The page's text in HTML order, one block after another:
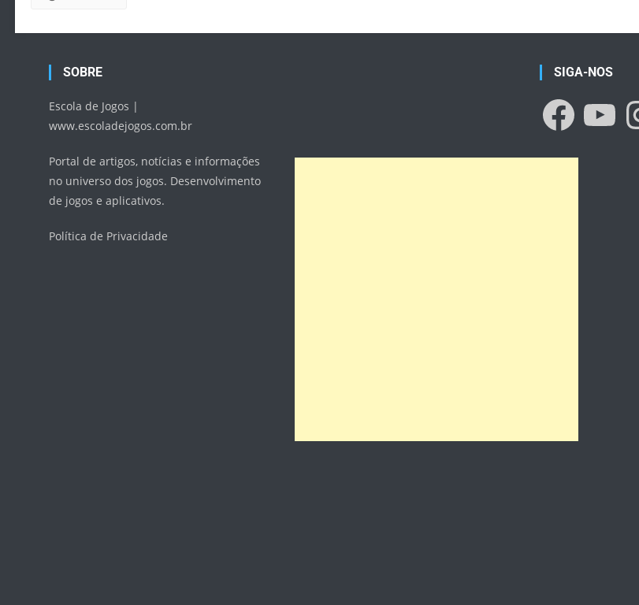
SOBRE
Escola de Jogos |
www.escoladejogos.com.br
Portal de artigos, notícias e informações
no universo dos jogos. Desenvolvimento
de jogos e aplicativos.
Política de Privacidade
SIGA-NOS